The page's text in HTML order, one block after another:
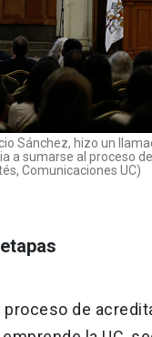
Sánchez, hizo un
a sumarse al proceso
Comunicaciones UC)
de